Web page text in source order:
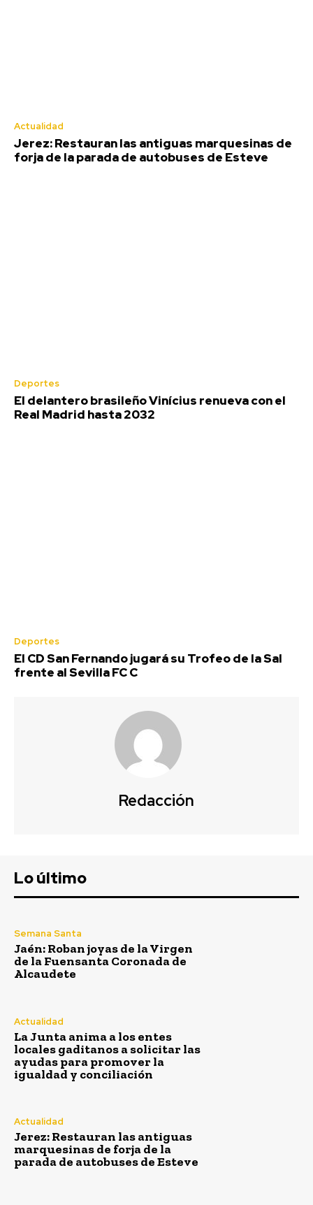
Actualidad
Jerez: Restauran las antiguas marquesinas de
forja de la parada de autobuses de Esteve
Deportes
El delantero brasileño Vinícius renueva con el
Real Madrid hasta 2032
Deportes
El CD San Fernando jugará su Trofeo de la Sal
frente al Sevilla FC C
Redacción
Lo último
Semana Santa
Jaén: Roban joyas de la Virgen
de la Fuensanta Coronada de
Alcaudete
Actualidad
La Junta anima a los entes
locales gaditanos a solicitar las
ayudas para promover la
igualdad y conciliación
Actualidad
Jerez: Restauran las antiguas
marquesinas de forja de la
parada de autobuses de Esteve